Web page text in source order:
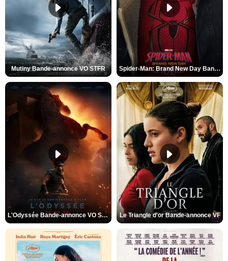
Mutiny Bande-annonce VO STFR Spider-Man: Brand New Day Bande-annonce VO STFR
L'Odyssée Bande-annonce VO STFR Le Triangle d'or Bande-annonce VF